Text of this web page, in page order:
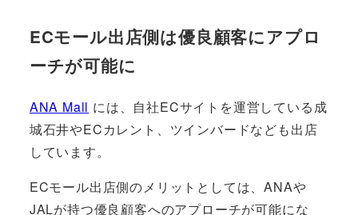
ECモール出店側は優良顧客にアプロ
ーチが可能に
ANA Mall には、自社ECサイトを運営している成
城石井やECカレント、ツインバードなども出店
しています。
ECモール出店側のメリットとしては、ANAや
JALが持つ優良顧客へのアプローチが可能にな